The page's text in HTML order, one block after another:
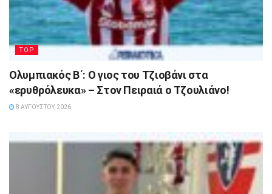
TOP
Ολυμπιακός Β΄: Ο γιος του Τζιοβάνι στα
«ερυθρόλευκα» – Στον Πειραιά ο Τζουλιάνο!
8 ΑΥΓΟΎΣΤΟΥ, 2026